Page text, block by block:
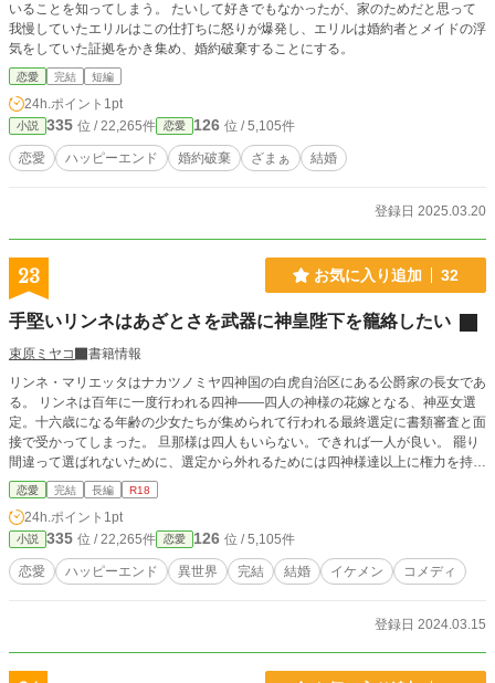
いることを知ってしまう。 たいして好きでもなかったが、家のためだと思って
我慢していたエリルはこの仕打ちに怒りが爆発し、エリルは婚約者とメイドの浮
気をしていた証拠をかき集め、婚約破棄することにする。
恋愛 完結 短編
24h.ポイント 1pt
小説 335 位 / 22,265件 恋愛 126 位 / 5,105件
恋愛 ハッピーエンド 婚約破棄 ざまぁ 結婚
登録日 2025.03.20
23 お気に入り追加 32
手堅いリンネはあざとさを武器に神皇陛下を籠絡したい
束原ミヤコ
書籍情報
リンネ・マリエッタはナカツノミヤ四神国の白虎自治区にある公爵家の長女であ
る。 リンネは百年に一度行われる四神――四人の神様の花嫁となる、神巫女選
定。十六歳になる年齢の少女たちが集められて行われる最終選定に書類審査と面
接で受かってしまった。 旦那様は四人もいらない。できれば一人が良い。 罷り
間違って選ばれないために、選定から外れるためには四神様達以上に権力を持っ
た方の嫁になるしかない。リンネは決意する。神皇カナト・ナカツノミヤ陛下を
全力で堕としに行こうと。 極端な恥ずかしがり屋の真面目女子が一念発起して
あざとくなろうと頑張ってみたものの一回りも二回りも上手な神皇陛下に美味し
く頂かれる話です。
恋愛 完結 長編 R18
24h.ポイント 1pt
小説 335 位 / 22,265件 恋愛 126 位 / 5,105件
恋愛 ハッピーエンド 異世界 完結 結婚 イケメン コメディ
登録日 2024.03.15